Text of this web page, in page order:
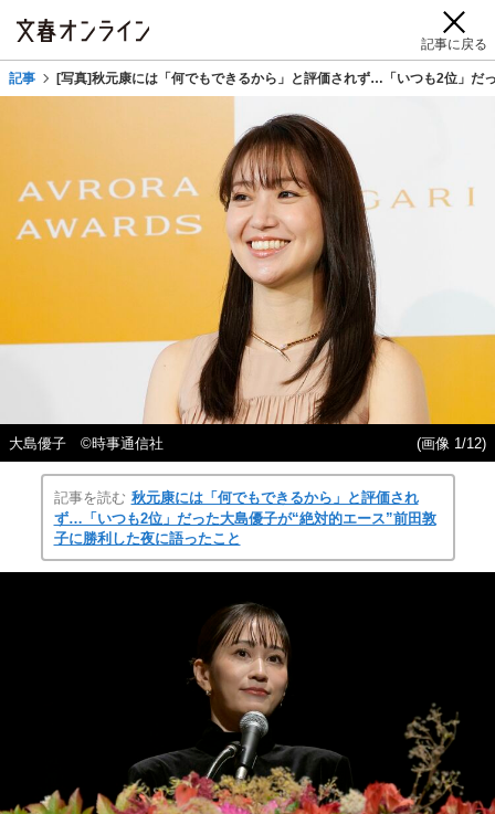
記事に戻る
記事 [写真]秋元康には「何でもできるから」と評価されず…「いつも2位」だ
大島優子 ©時事通信社 (画像 1/12)
記事を読む 秋元康には「何でもできるから」と評価され
ず…「いつも2位」だった大島優子が“絶対的エース”前田敦
子に勝利した夜に語ったこと